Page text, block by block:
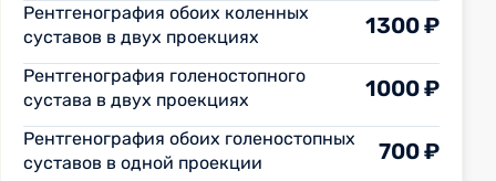
Рентгенография обоих коленных
суставов в двух проекциях
1300 ₽
Рентгенография голеностопного
сустава в двух проекциях
1000 ₽
Рентгенография обоих голеностопных
суставов в одной проекции
700 ₽